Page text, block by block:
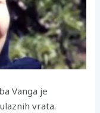
Vanga je
vrata.